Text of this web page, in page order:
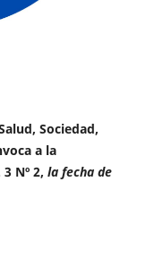
Sociedad,
a la
Nº 2, la fecha de